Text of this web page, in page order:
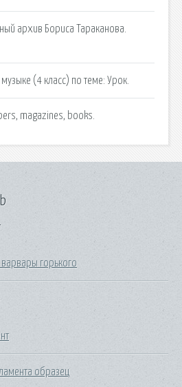
архив Бориса Тараканова.
музыке (4 класс) по теме: Урок.
magazines, books.
горького
образец